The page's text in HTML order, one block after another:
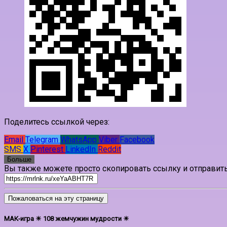
Поделитесь ссылкой через:
Email Telegram WhatsApp Viber Facebook
SMS X Pinterest LinkedIn Reddit
Больше
Вы также можете просто скопировать ссылку и
Пожаловаться на эту страницу
МАК-игра ☀ 108 жемчужин мудрости ☀